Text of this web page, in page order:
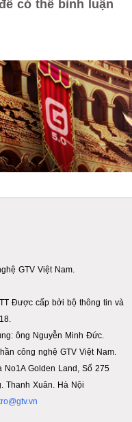
có thể bình luận
GTV Việt Nam.
Được cấp bởi bộ thông tin và
ông Nguyễn Minh Đức.
công nghệ GTV Việt Nam.
Golden Land, Số 275
Thanh Xuân. Hà Nội